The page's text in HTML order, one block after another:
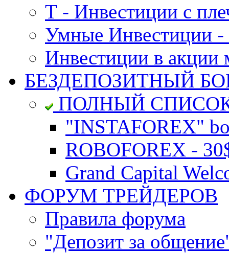
Т - Инвестиции с
Умные Инвестиции -
Инвестиции в акции
БЕЗДЕПОЗИТНЫЙ
ПОЛНЫЙ
"INSTAFOREX"
ROBOFOREX -
Grand Capital
ФОРУМ ТРЕЙДЕРОВ
Правила форума
"Депозит за